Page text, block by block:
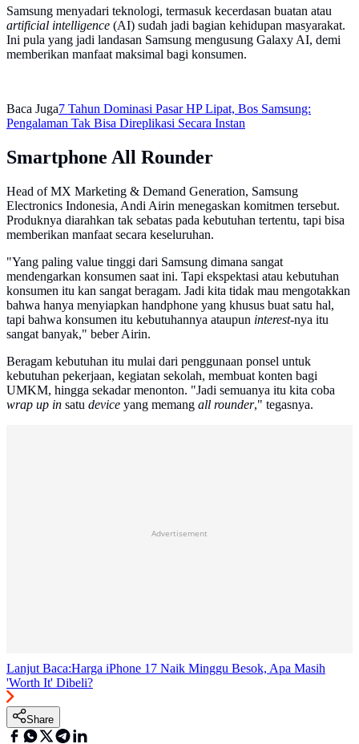
Samsung menyadari teknologi, termasuk kecerdasan buatan atau
artificial intelligence (AI) sudah jadi bagian kehidupan masyarakat.
Ini pula yang jadi landasan Samsung mengusung Galaxy AI, demi
memberikan manfaat maksimal bagi konsumen.
Baca Juga7 Tahun Dominasi Pasar HP Lipat, Bos Samsung:
Pengalaman Tak Bisa Direplikasi Secara Instan
Smartphone All Rounder
Head of MX Marketing & Demand Generation, Samsung
Electronics Indonesia, Andi Airin menegaskan komitmen tersebut.
Produknya diarahkan tak sebatas pada kebutuhan tertentu, tapi bisa
memberikan manfaat secara keseluruhan.
"Yang paling value tinggi dari Samsung dimana sangat
mendengarkan konsumen saat ini. Tapi ekspektasi atau kebutuhan
konsumen itu kan sangat beragam. Jadi kita tidak mau mengotakkan
bahwa hanya menyiapkan handphone yang khusus buat satu hal,
tapi bahwa konsumen itu kebutuhannya ataupun interest-nya itu
sangat banyak," beber Airin.
Beragam kebutuhan itu mulai dari penggunaan ponsel untuk
kebutuhan pekerjaan, kegiatan sekolah, membuat konten bagi
UMKM, hingga sekadar menonton. "Jadi semuanya itu kita coba
wrap up in satu device yang memang all rounder," tegasnya.
Advertisement
Lanjut Baca:Harga iPhone 17 Naik Minggu Besok, Apa Masih
'Worth It' Dibeli?
Share